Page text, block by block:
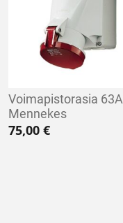
Voimapistorasia 63A
Mennekes
75,00 €